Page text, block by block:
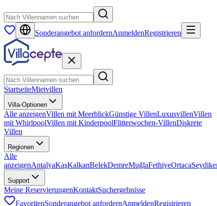
Sonderangebot anfordernAnmeldenRegistrieren
StartseiteMietvillen
Villa-Optionen
Alle anzeigenVillen mit MeerblickGünstige VillenLuxusvillenVillen
mit WhirlpoolVillen mit KinderpoolFlitterwochen-VillenDiskrete
Villen
Regionen
Alle
anzeigenAntalyaKaşKalkanBelekDemreMuğlaFethiyeOrtaca
Support
Meine ReservierungenKontaktSuchergebnisse
FavoritenSonderangebot anfordernAnmeldenRegistrieren